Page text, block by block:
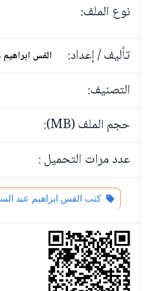
نوع الملف:
تأليف / إعداد:
القس
التصنيف:
حجم الملف (MB):
عدد مرات التحميل :
كتب القس ابراهيم عبد